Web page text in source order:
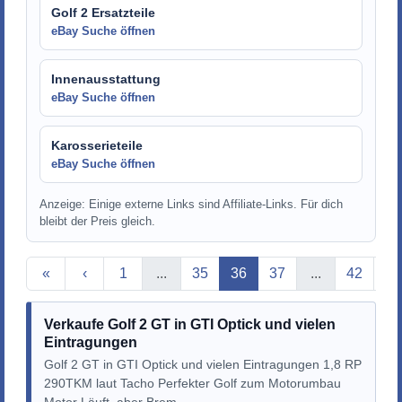
Golf 2 Ersatzteile
eBay Suche öffnen
Innenausstattung
eBay Suche öffnen
Karosserieteile
eBay Suche öffnen
Anzeige: Einige externe Links sind Affiliate-Links. Für dich
bleibt der Preis gleich.
« ‹ 1 ... 35 Aktuelle Seite
36 37 ... 42
Verkaufe Golf 2 GT in GTI Optick und vielen
Eintragungen
Golf 2 GT in GTI Optick und vielen Eintragungen 1,8 RP
290TKM laut Tacho Perfekter Golf zum Motorumbau